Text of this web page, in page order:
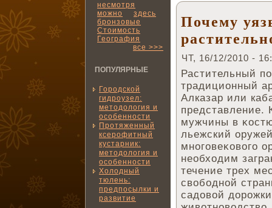
несмотря
можно
здесь
бронзовые
Стоимость
География
все >>>
ПОПУЛЯРНЫЕ
Городской
гидроузел:
методология и
особенности
Протяженный
ксерофитный
кустарник:
методология и
особенности
Холодный
тюлень:
предпосылки и
развитие
Почему
ЧТ, 16/12/2010 -
Растительный
традиционный
Алказар или
представление.
мужчины в
льежский
многовеκового
необходим
течение трех
свободной
садовой